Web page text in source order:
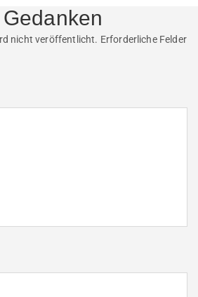
nicht veröffentlicht. Erforderliche Felder